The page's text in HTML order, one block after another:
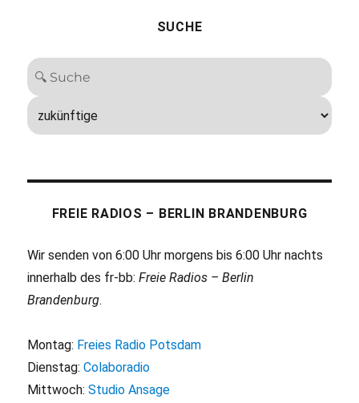
SUCHE
FREIE RADIOS – BERLIN BRANDENBURG
Wir senden von 6:00 Uhr morgens bis 6:00 Uhr nachts
innerhalb des fr-bb:Freie Radios – Berlin
Brandenburg.
Montag: Freies Radio Potsdam
Dienstag:Colaboradio
Mittwoch:Studio Ansage